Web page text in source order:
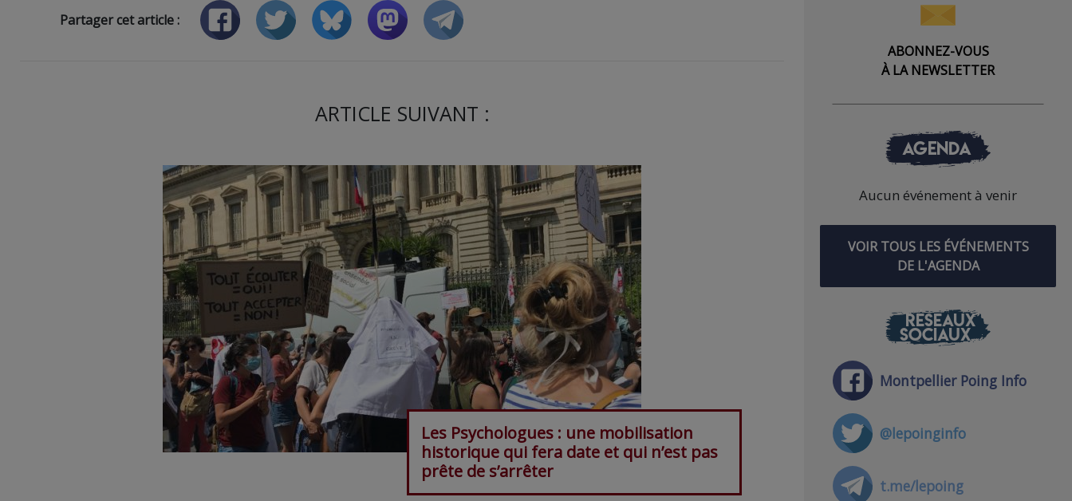
Partager cet article :
ARTICLE SUIVANT :
Les Psychologues : une mobilisation
historique qui fera date et qui n’est pas
prête de s’arrêter
ABONNEZ-VOUS
À LA NEWSLETTER
AGENDA
Aucun événement à venir
VOIR TOUS LES ÉVÉNEMENTS
DE L'AGENDA
RÉSEAUX
SOCIAUX
Montpellier Poing Info
@lepoinginfo
t.me/lepoing